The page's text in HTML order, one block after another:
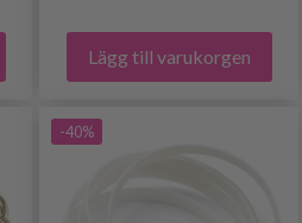
Lägg till varukorgen
-40%